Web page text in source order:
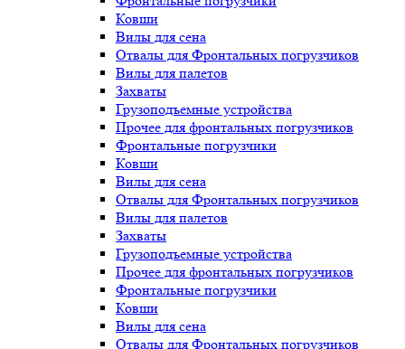
Ковши
Вилы для сена
Отвалы для Фронтальных погрузчиков
Вилы для палетов
Захваты
Грузоподъемные устройства
Прочее для фронтальных погрузчиков
Фронтальные погрузчики
Ковши
Вилы для сена
Отвалы для Фронтальных погрузчиков
Вилы для палетов
Захваты
Грузоподъемные устройства
Прочее для фронтальных погрузчиков
Фронтальные погрузчики
Ковши
Вилы для сена
Отвалы для Фронтальных погрузчиков